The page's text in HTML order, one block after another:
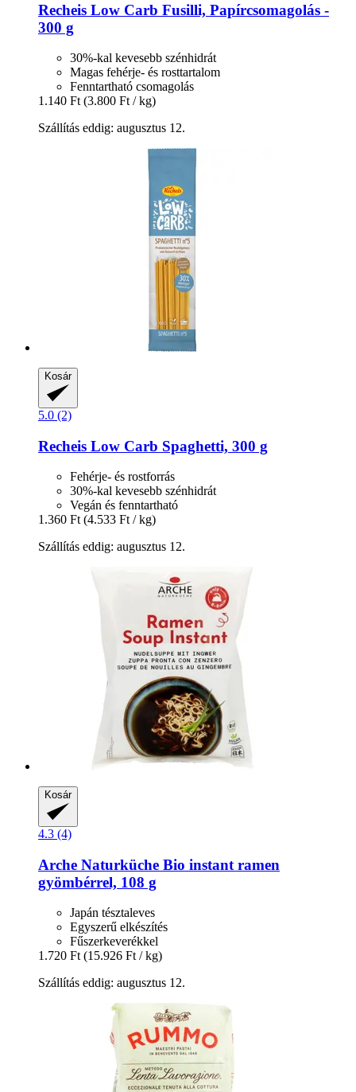
Recheis Low Carb Fusilli, Papírcsomagolás -​
300 g
30%-kal kevesebb szénhidrát
Magas fehérje- és rosttartalom
Fenntartható csomagolás
1.140 Ft (3.800 Ft / kg)
Szállítás eddig: augusztus 12.
Kosár
5.0 (2)
Recheis Low Carb Spaghetti, 300 g
Fehérje- és rostforrás
30%-kal kevesebb szénhidrát
Vegán és fenntartható
1.360 Ft (4.533 Ft / kg)
Szállítás eddig: augusztus 12.
Kosár
4.3 (4)
Arche Naturküche Bio instant ramen
gyömbérrel, 108 g
Japán tésztaleves
Egyszerű elkészítés
Fűszerkeverékkel
1.720 Ft (15.926 Ft / kg)
Szállítás eddig: augusztus 12.